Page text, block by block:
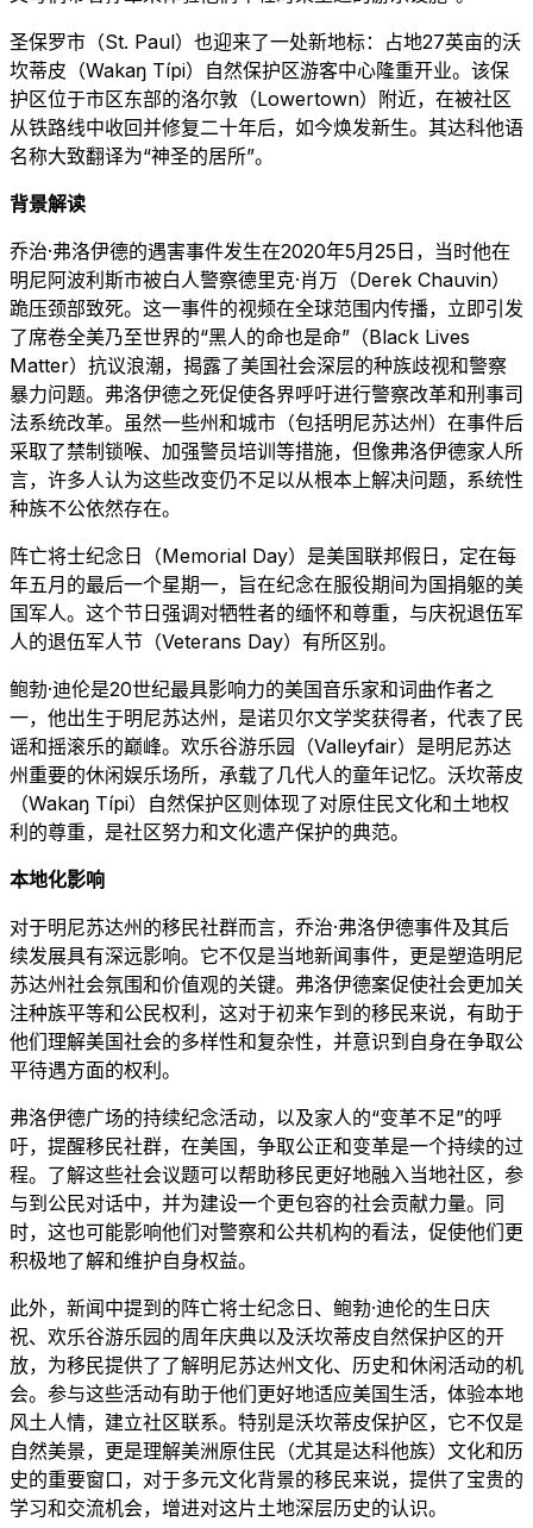
圣保罗市（St. Paul）也迎来了一处新地标：占地27英亩的沃
坎蒂皮（Wakaŋ Típi）自然保护区游客中心隆重开业。该保
护区位于市区东部的洛尔敦（Lowertown）附近，在被社区
从铁路线中收回并修复二十年后，如今焕发新生。其达科他语
名称大致翻译为“神圣的居所”。
背景解读
乔治·弗洛伊德的遇害事件发生在2020年5月25日，当时他在
明尼阿波利斯市被白人警察德里克·肖万（Derek Chauvin）
跪压颈部致死。这一事件的视频在全球范围内传播，立即引发
了席卷全美乃至世界的“黑人的命也是命”（Black Lives
Matter）抗议浪潮，揭露了美国社会深层的种族歧视和警察
暴力问题。弗洛伊德之死促使各界呼吁进行警察改革和刑事司
法系统改革。虽然一些州和城市（包括明尼苏达州）在事件后
采取了禁制锁喉、加强警员培训等措施，但像弗洛伊德家人所
言，许多人认为这些改变仍不足以从根本上解决问题，系统性
种族不公依然存在。
阵亡将士纪念日（Memorial Day）是美国联邦假日，定在每
年五月的最后一个星期一，旨在纪念在服役期间为国捐躯的美
国军人。这个节日强调对牺牲者的缅怀和尊重，与庆祝退伍军
人的退伍军人节（Veterans Day）有所区别。
鲍勃·迪伦是20世纪最具影响力的美国音乐家和词曲作者之
一，他出生于明尼苏达州，是诺贝尔文学奖获得者，代表了民
谣和摇滚乐的巅峰。欢乐谷游乐园（Valleyfair）是明尼苏达
州重要的休闲娱乐场所，承载了几代人的童年记忆。沃坎蒂皮
（Wakaŋ Típi）自然保护区则体现了对原住民文化和土地权
利的尊重，是社区努力和文化遗产保护的典范。
本地化影响
对于明尼苏达州的移民社群而言，乔治·弗洛伊德事件及其后
续发展具有深远影响。它不仅是当地新闻事件，更是塑造明尼
苏达州社会氛围和价值观的关键。弗洛伊德案促使社会更加关
注种族平等和公民权利，这对于初来乍到的移民来说，有助于
他们理解美国社会的多样性和复杂性，并意识到自身在争取公
平待遇方面的权利。
弗洛伊德广场的持续纪念活动，以及家人的“变革不足”的呼
吁，提醒移民社群，在美国，争取公正和变革是一个持续的过
程。了解这些社会议题可以帮助移民更好地融入当地社区，参
与到公民对话中，并为建设一个更包容的社会贡献力量。同
时，这也可能影响他们对警察和公共机构的看法，促使他们更
积极地了解和维护自身权益。
此外，新闻中提到的阵亡将士纪念日、鲍勃·迪伦的生日庆
祝、欢乐谷游乐园的周年庆典以及沃坎蒂皮自然保护区的开
放，为移民提供了了解明尼苏达州文化、历史和休闲活动的机
会。参与这些活动有助于他们更好地适应美国生活，体验本地
风土人情，建立社区联系。特别是沃坎蒂皮保护区，它不仅是
自然美景，更是理解美洲原住民（尤其是达科他族）文化和历
史的重要窗口，对于多元文化背景的移民来说，提供了宝贵的
学习和交流机会，增进对这片土地深层历史的认识。